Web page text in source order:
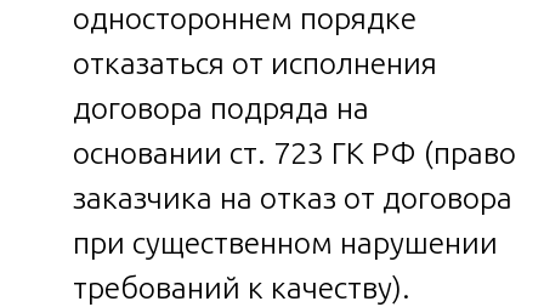
одностороннем порядке
отказаться от исполнения
договора подряда на
основании ст. 723 ГК РФ (право
заказчика на отказ от договора
при существенном нарушении
требований к качеству).